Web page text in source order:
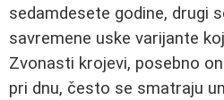
sedamdesete godine, drugi
savremene uske varijante
Zvonasti krojevi, posebno
pri dnu, često se smatraju